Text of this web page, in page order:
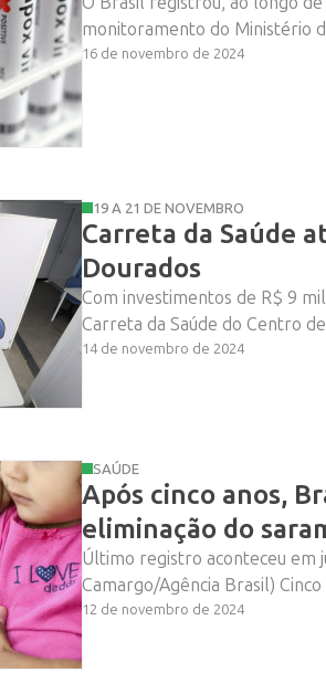
monitoramento do Ministério
16 de novembro de 2024
19 A 21 DE NOVEMBRO
Carreta da Saúde
Dourados
Com investimentos de R$ 9
Carreta da Saúde do Centro
14 de novembro de 2024
SAÚDE
Após cinco anos,
eliminação do
Último registro aconteceu em
Camargo/Agência Brasil)
12 de novembro de 2024